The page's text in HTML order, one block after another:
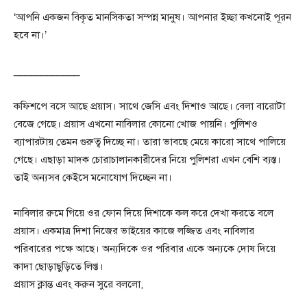
‘আপনি একজন বিকৃত মানসিকতা সম্পন্ন মানুষ। আপনার ইচ্ছা কখনোই পূরন
হবে না।’
কফিশপে বসে আছে প্রয়াস। সাথে জেসি এবং দিশাও আছে। বেলা বারোটা
বেজে গেছে। প্রয়াস এখনো নাবিলার কোনো খোজ পায়নি। পুলিশও
ব্যাপারটায় তেমন গুরুত্ব দিচ্ছে না। তারা ভাবছে মেয়ে কারো সাথে পালিয়ে
গেছে। এছাড়া মাদক চোরাচালানকারীদের নিয়ে পুলিশরা এখন বেশি ব্যস্ত।
তাই অন্যসব কেইসে মনোযোগ দিচ্ছেন না।
নাবিলার রুমে গিয়ে ওর ফোন দিয়ে দিশাকে কল করে দেখা করতে বলে
প্রয়াস। একমাত্র দিশা নিজের ভাইয়ের কাজে লজ্জিত এবং নাবিলার
পরিবারের পক্ষে আছে। অন্যদিকে ওর পরিবার একে অন্যকে দোষ দিয়ে
কাদা ছোড়াছুড়িতে লিপ্ত।
প্রয়াস ক্লান্ত এবং করুন সুরে বললো,